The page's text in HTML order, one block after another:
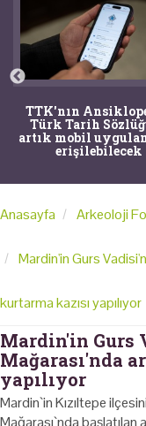
TTK'nın
Türk Tarih
artık mobil
erişilebilecek
Anasayfa Arkeoloji
Mardin'in Gurs
kurtarma kazısı yapılıyor
Mardin'in Gurs
Mağarası'nda
yapılıyor
Mardin`in Kızıltepe
Mağarası`nda